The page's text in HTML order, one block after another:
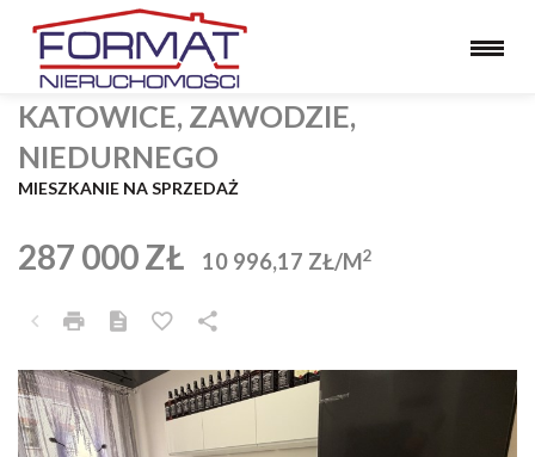
KATOWICE, ZAWODZIE,
NIEDURNEGO
287 000 ZŁ 10 996,17 ZŁ/M2
MIESZKANIE NA SPRZEDAŻ